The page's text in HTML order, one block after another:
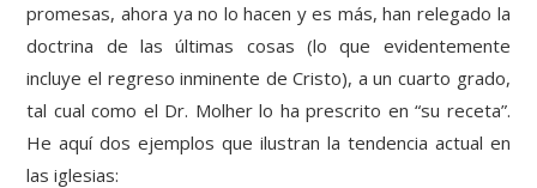
promesas, ahora ya no lo hacen y es más, han relegado la
doctrina de las últimas cosas (lo que evidentemente
incluye el regreso inminente de Cristo), a un cuarto grado,
tal cual como el Dr. Molher lo ha prescrito en “su receta”.
He aquí dos ejemplos que ilustran la tendencia actual en
las iglesias: